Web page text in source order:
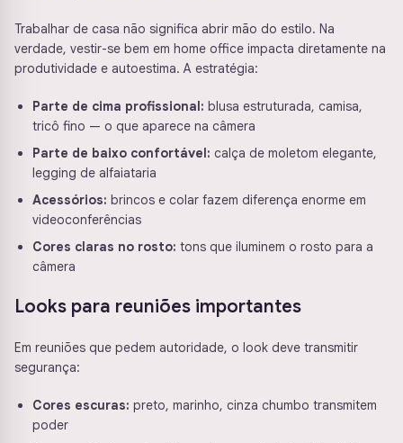
Trabalhar de casa não significa abrir mão do estilo. Na
verdade, vestir-se bem em home office impacta diretamente na
produtividade e autoestima. A estratégia:
Parte de cima profissional: blusa estruturada, camisa,
tricô fino — o que aparece na câmera
Parte de baixo confortável: calça de moletom elegante,
legging de alfaiataria
Acessórios: brincos e colar fazem diferença enorme em
videoconferências
Cores claras no rosto: tons que iluminem o rosto para a
câmera
Looks para reuniões importantes
Em reuniões que pedem autoridade, o look deve transmitir
segurança:
Cores escuras: preto, marinho, cinza chumbo transmitem
poder